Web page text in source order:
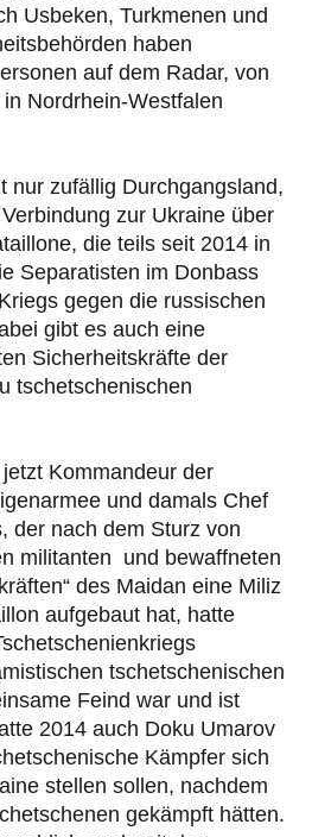
Usbeken, Turkmenen und
haben
auf dem Radar, von
Nordrhein-Westfalen
nur zufällig Durchgangsland,
zur Ukraine über
die teils seit 2014 in
Separatisten im Donbass
gegen die russischen
gibt es auch eine
Sicherheitskräfte der
tschetschenischen
Kommandeur der
und damals Chef
der nach dem Sturz von
militanten und bewaffneten
des Maidan eine Miliz
aufgebaut hat, hatte
tschetschenischen
Feind war und ist
2014 auch Doku Umarov
Kämpfer sich
stellen sollen, nachdem
gekämpft hätten.